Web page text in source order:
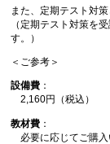
また、定期テスト対
（定期テスト対策を
す。）
＜ご参考＞
設備費 ：
2,160円（税込）
教材費 ：
必要に応じてご購入